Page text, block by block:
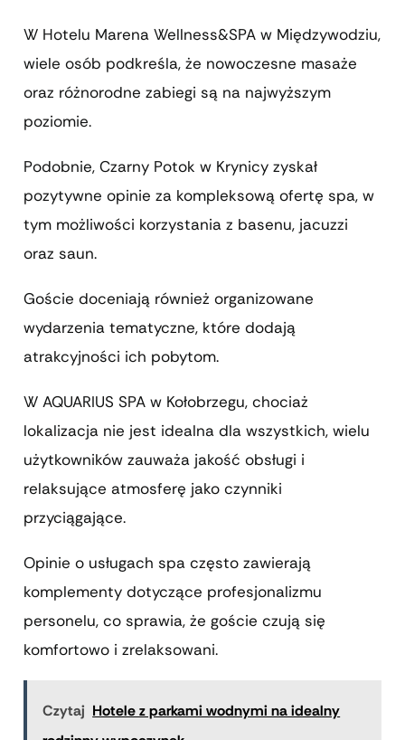
W Hotelu Marena Wellness&SPA w Międzywodziu,
wiele osób podkreśla, że nowoczesne masaże
oraz różnorodne zabiegi są na najwyższym
poziomie.
Podobnie, Czarny Potok w Krynicy zyskał
pozytywne opinie za kompleksową ofertę spa, w
tym możliwości korzystania z basenu, jacuzzi
oraz saun.
Goście doceniają również organizowane
wydarzenia tematyczne, które dodają
atrakcyjności ich pobytom.
W AQUARIUS SPA w Kołobrzegu, chociaż
lokalizacja nie jest idealna dla wszystkich, wielu
użytkowników zauważa jakość obsługi i
relaksujące atmosferę jako czynniki
przyciągające.
Opinie o usługach spa często zawierają
komplementy dotyczące profesjonalizmu
personelu, co sprawia, że goście czują się
komfortowo i zrelaksowani.
Czytaj Hotele z parkami wodnymi na idealny